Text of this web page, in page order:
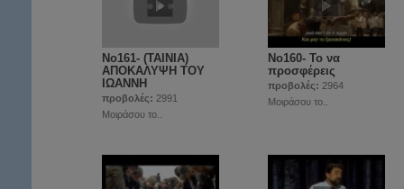
No161- (TAINIA)
ΑΠΟΚΑΛΥΨΗ ΤΟΥ
ΙΩΑΝΝΗ
προβολές: 2991
Μοιράσου το..
No160- Το να
προσφέρεις
προβολές: 2964
Μοιράσου το..